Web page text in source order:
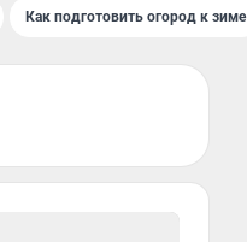
Как подготовить огород к зиме